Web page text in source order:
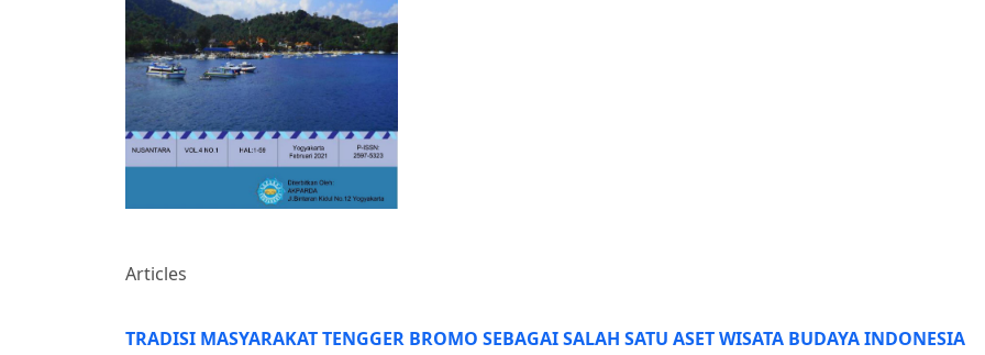
Articles
TRADISI MASYARAKAT TENGGER BROMO SEBAGAI SALAH SATU ASET WISATA BUDAYA INDONESIA